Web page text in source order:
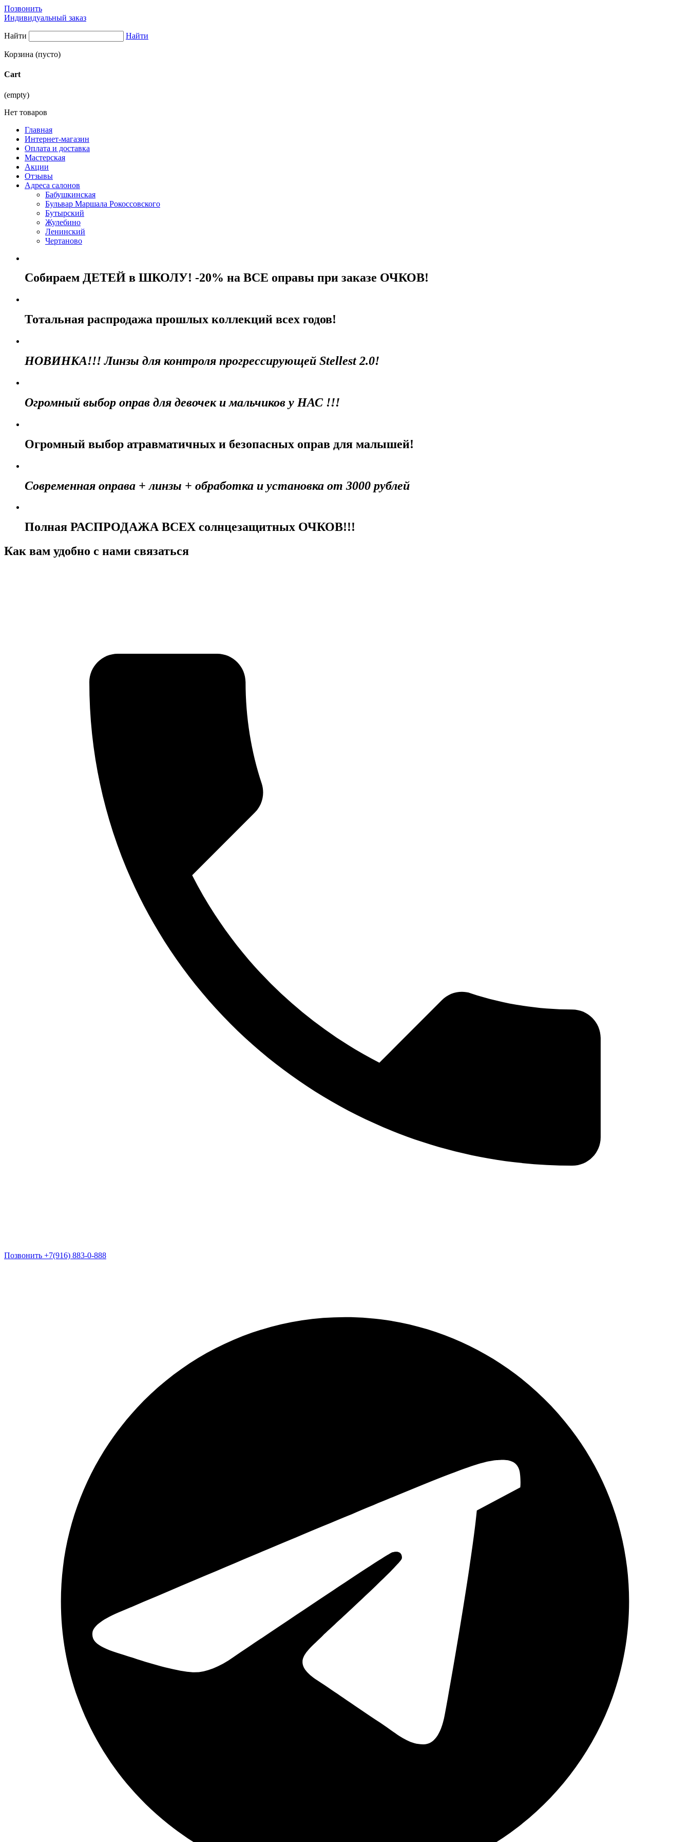
Позвонить
Индивидуальный заказ
Найти Найти
Корзина (пусто)
Cart
(empty)
Нет товаров
Главная
Интернет-магазин
Оплата и доставка
Мастерская
Акции
Отзывы
Адреса салонов
Бабушкинская
Бульвар Маршала Рокоссовского
Бутырский
Жулебино
Ленинский
Чертаново
Собираем ДЕТЕЙ в ШКОЛУ! -20% на ВСЕ оправы при заказе ОЧКОВ!
Тотальная распродажа прошлых коллекций всех годов!
НОВИНКА!!! Линзы для контроля прогрессирующей Stellest 2.0!
Огромный выбор оправ для девочек и мальчиков у НАС !!!
Огромный выбор атравматичных и безопасных оправ для малышей!
Современная оправа + линзы + обработка и установка от 3000 рублей
Полная РАСПРОДАЖА ВСЕХ солнцезащитных ОЧКОВ!!!
Как вам удобно с нами связаться
Позвонить +7(916) 883-0-888